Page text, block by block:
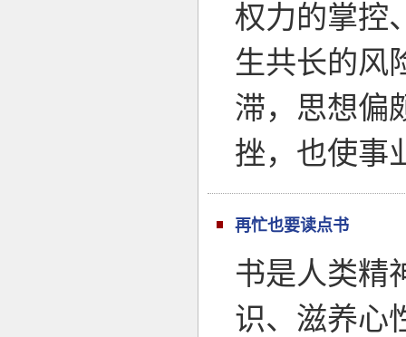
权力的掌控
生共长的风
滞，思想偏
挫，也使事
再忙也要读点书
书是人类精
识、滋养心